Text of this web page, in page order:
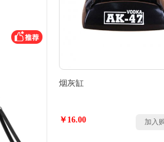
烟灰缸
￥16.00 加入